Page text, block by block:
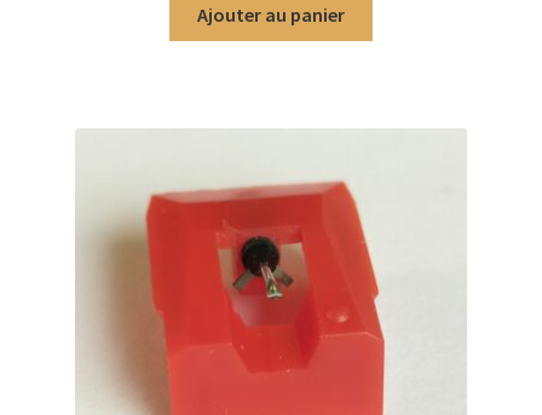
Ajouter au panier